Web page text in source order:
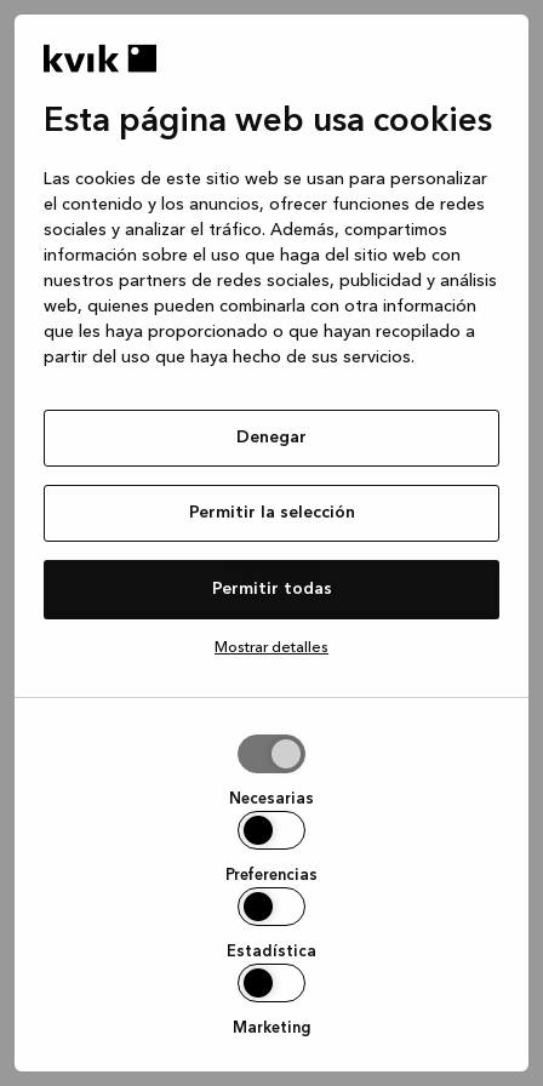
Esta página web usa cookies
Las cookies de este sitio web se usan para personalizar
el contenido y los anuncios, ofrecer funciones de redes
sociales y analizar el tráfico. Además, compartimos
información sobre el uso que haga del sitio web con
nuestros partners de redes sociales, publicidad y análisis
web, quienes pueden combinarla con otra información
que les haya proporcionado o que hayan recopilado a
partir del uso que haya hecho de sus servicios.
Denegar
Permitir la selección
Permitir todas
Mostrar detalles
Necesarias
Preferencias
Estadística
Marketing
Application error: a client-side exception has occurred
loadingwww.kvik.es (see the browser console for more